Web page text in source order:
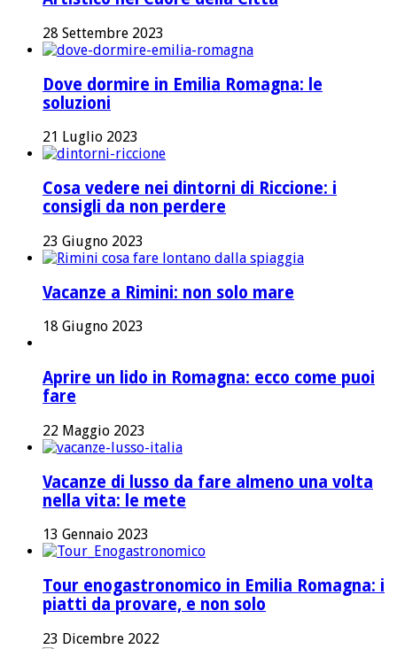
28 Settembre 2023
Dove dormire in Emilia Romagna: le
soluzioni
21 Luglio 2023
Cosa vedere nei dintorni di Riccione: i
consigli da non perdere
23 Giugno 2023
Vacanze a Rimini: non solo mare
18 Giugno 2023
Aprire un lido in Romagna: ecco come puoi
fare
22 Maggio 2023
Vacanze di lusso da fare almeno una volta
nella vita: le mete
13 Gennaio 2023
Tour enogastronomico in Emilia Romagna: i
piatti da provare, e non solo
23 Dicembre 2022